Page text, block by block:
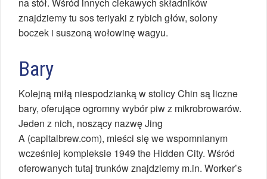
znajdziemy tu sos teriyaki z rybich głów, solony
boczek i suszoną wołowinę wagyu.
Bary
Kolejną miłą niespodzianką w stolicy Chin są liczne
bary, oferujące ogromny wybór piw z mikrobrowarów.
Jeden z nich, noszący nazwę Jing
A (capitalbrew.com), mieści się we wspomnianym
wcześniej kompleksie 1949 the Hidden City. Wśród
oferowanych tutaj trunków znajdziemy m.in. Worker’s